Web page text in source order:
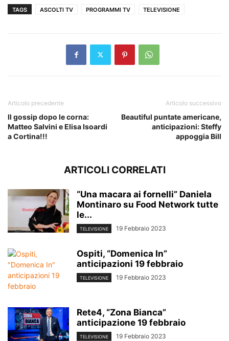
TAGS ASCOLTI TV PROGRAMMI TV TELEVISIONE
Articolo precedente
Il gossip dopo le corna:
Matteo Salvini e Elisa Isoardi
a Cortina!!!
Articolo successivo
Beautiful puntate americane,
anticipazioni: Steffy
appoggia Bill
ARTICOLI CORRELATI
“Una macara ai fornelli” Daniela
Montinaro su Food Network tutte
le...
TELEVISIONE 19 Febbraio 2023
Ospiti, “Domenica In”
anticipazioni 19 febbraio
TELEVISIONE 19 Febbraio 2023
Rete4, “Zona Bianca”
anticipazione 19 febbraio
TELEVISIONE 19 Febbraio 2023